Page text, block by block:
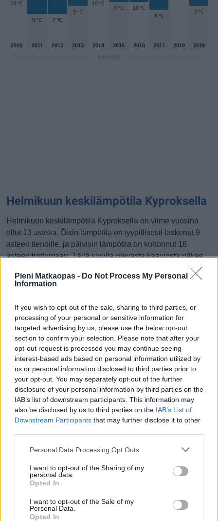
Pieni Matkaopas - Do Not Process My Personal
Information
If you wish to opt-out of the sale, sharing to third parties, or
processing of your personal or sensitive information for
targeted advertising by us, please use the below opt-out
section to confirm your selection. Please note that after your
opt-out request is processed you may continue seeing
interest-based ads based on personal information utilized by
us or personal information disclosed to third parties prior to
your opt-out. You may separately opt-out of the further
disclosure of your personal information by third parties on the
IAB’s list of downstream participants. This information may
also be disclosed by us to third parties on the IAB’s List of
Downstream Participants that may further disclose it to other
Personal Data Processing Opt Outs
I want to opt-out of the Sharing of my
personal data.
Opted In
I want to opt-out of the Sale of my
Personal Data.
Opted In
10 ℃
8 ℃ 7 ℃
9 ℃
10 ℃
9 ℃ 10 ℃
8 ℃
9 ℃
2010 2011 2012 2013 2014 2015 2016 2017 2018 2019
Helmikuun keskilämpötila Kyproksella
Helmikuun keskilämpötila Kyproksella on viime vuosina
ollut 13 astetta. Öisin lämpötila on tyypillisesti laskenut 9
asteen tienoille, ja päivisin lämpötila on kohonnut 18
asteen tuntumaan. Tällä sivulla olevasta kaaviosta näkee,
helmikuussa viime vuosina ja vaihteluväli, jolla lämpötila
Hetkellisesti Kyproksella on silti koettu tätäkin kylmempiä ja
lämpimämpiä helmikuisia päiviä. Esimerkiksi vuoden 2015
helmikuussa lämpötila käväisi alimmillaan 1 asteessa ja
toisaalta vuonna 2016 helmikuussa hätyyteltiin eräänä
poikkeuksellisen lämpimänä päivänä 25 asteen lukemia.
Entä muut kuukaudet? Miten lämmintä
Kyproksella on ollut...
Tammikuussa Helmikuussa Maaliskuussa
Heinäkuussa Elokuussa Syyskuussa
Lokakuussa Marraskuussa Joulukuussa
Katso miten paljonKyproksella on satanut helmikuussa